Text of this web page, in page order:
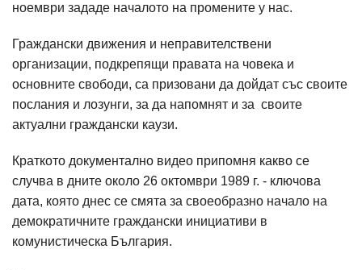
ноември зададе началото на промените у нас.
Граждански движения и неправителствени
организации, подкрепящи правата на човека и
основните свободи, са призовани да дойдат със своите
послания и лозунги, за да напомнят и за своите
актуални граждански каузи.
Краткото документално видео припомня какво се
случва в дните около 26 октомври 1989 г. - ключова
дата, която днес се смята за своеобразно начало на
демократичните граждански инициативи в
комунистическа България.